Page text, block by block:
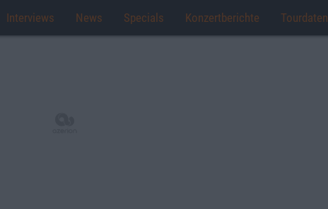
Interviews News Specials Konzertberichte Tourdaten